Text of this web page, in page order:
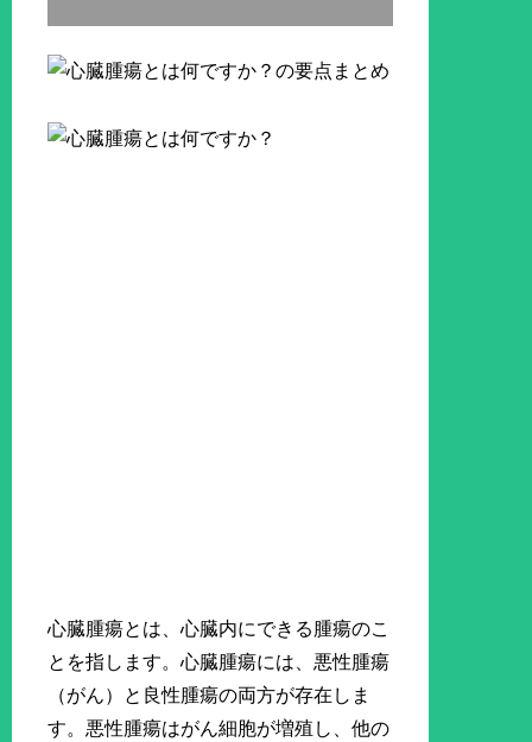
心臓腫瘍とは、心臓内にできる腫瘍のこ
とを指します。心臓腫瘍には、悪性腫瘍
（がん）と良性腫瘍の両方が存在しま
す。悪性腫瘍はがん細胞が増殖し、他の